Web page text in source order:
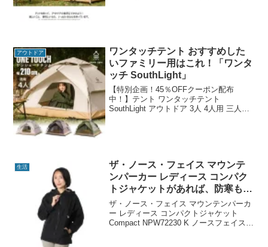
アウトドア
ワンタッチテント おすすめした
いファミリー用はこれ！「ワンタ
ッチ SouthLight」
【特別企画！45％OFFクーポン配布
中！】テント ワンタッチテント
SouthLight アウトドア 3人 4人用 三人用
生活
ザ・ノース・フェイス マウンテ
ンパーカー レディース コンパク
トジャケットがあれば、防寒もお
しゃれもこれ一枚
ザ・ノース・フェイス マウンテンパーカ
ー レディース コンパクトジャケット
Compact NPW72230 K ノースフェイス